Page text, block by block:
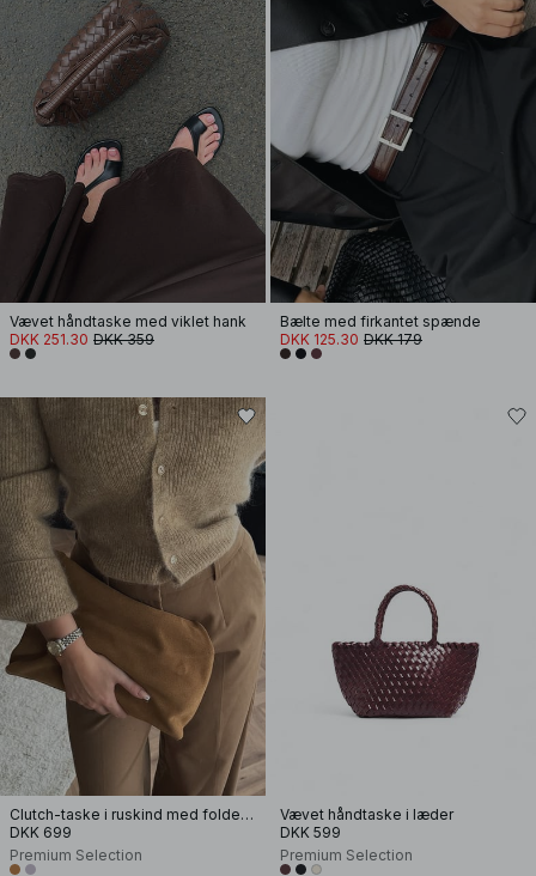
Vævet håndtaske med viklet hank
DKK 251.30 DKK 359
Bælte med firkantet spænde
DKK 125.30 DKK 179
Clutch-taske i ruskind med foldedetalje
DKK 699
Premium Selection
Vævet håndtaske i læder
DKK 599
Premium Selection